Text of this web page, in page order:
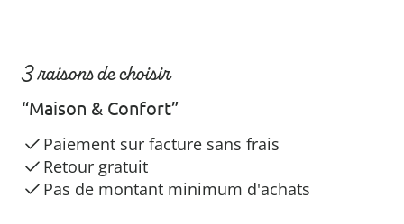
3 raisons de choisir
“Maison & Confort”
Paiement sur facture sans frais
Retour gratuit
Pas de montant minimum d'achats